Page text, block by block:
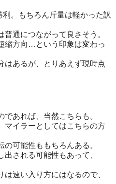
。もちろん斤量は軽かった訳
通につながって良さそう。
縮方向…という印象は変わっ
はあるが、とりあえず現時点
あれば、当然こちらも。
マイラーとしてはこちらの方
可能性ももちろんある。
される可能性もあって、
速い入り方にはなるので、